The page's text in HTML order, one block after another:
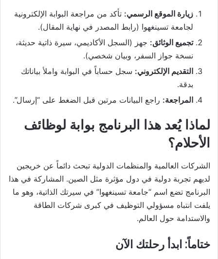
زيارة الموقع الرسمي: تأكد من مراجعة البوابة الإلكترونية
لجامعة تسينغهوا (رابط المصدر في نهاية المقال).
تجميع الوثائق: جهز (السجل الأكاديمي، سيرة ذاتية حديثة،
نسخة جواز السفر، وبيان شخصي).
التقديم الإلكتروني: سجل حساباً في البوابة واملأ بياناتك
بدقة.
المراجعة: راجع البيانات مرتين قبل الضغط على “إرسال”.
لماذا يُعد هذا البرنامج بوابة لوظائف
الأحلام؟
الشركات العالمية والمنظمات الدولية تبحث دائماً عن خريجين
لديهم تجربة دولية في دول مؤثرة مثل الصين. المشاركة في هذا
البرنامج تضع اسم “جامعة تسينغهوا” في سيرتك الذاتية، وهو ما
يلفت انتباه مسؤولي التوظيف في كبرى شركات الطاقة
والاستدامة حول العالم.
ختاماً: ابدأ رحلتك الآن